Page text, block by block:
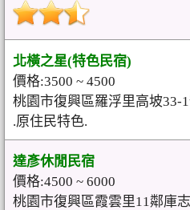
北橫之星(特色民宿)
價格:3500 ~ 4500
桃園市復興區羅浮里高坡33-
.原住民特色.
達彥休閒民宿
價格:4500 ~ 6000
桃園市復興區霞雲里11鄰庫